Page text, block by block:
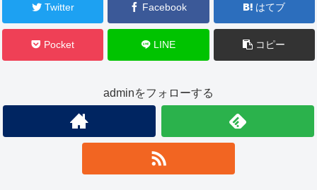
Twitter Facebook はてブ
Pocket LINE コピー
adminをフォローする